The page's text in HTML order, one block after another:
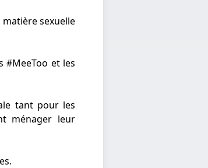
sexuelle
#MeeToo et les
tant pour les
ménager leur